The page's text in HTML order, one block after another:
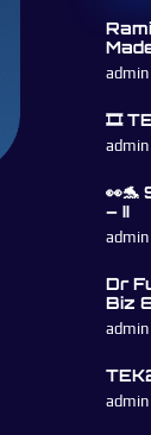
admin
🎞
admin
👀🐬
– II
admin
Dr
Biz
admin
admin